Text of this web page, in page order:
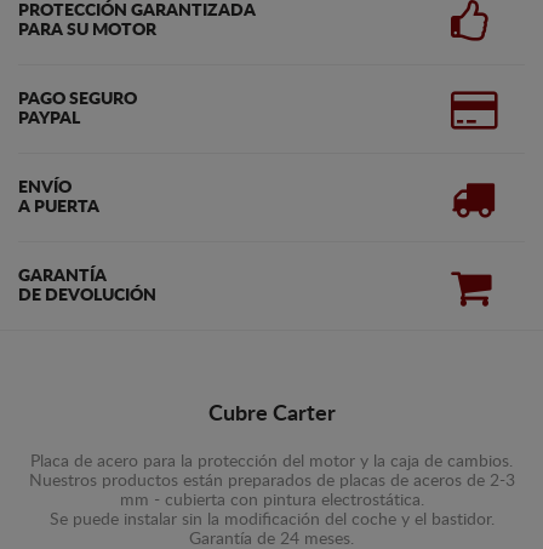
PROTECCIÓN GARANTIZADA
PARA SU MOTOR
PAGO SEGURO
PAYPAL
ENVÍO
A PUERTA
GARANTÍA
DE DEVOLUCIÓN
Cubre Carter
Placa de acero para la protección del motor y la caja de cambios.
Nuestros productos están preparados de placas de aceros de 2-3
mm - cubierta con pintura electrostática.
Se puede instalar sin la modificación del coche y el bastidor.
Garantía de 24 meses.